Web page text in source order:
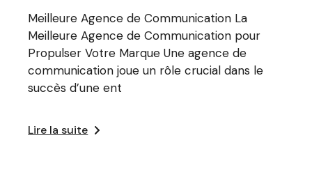
Meilleure Agence de Communication La
Meilleure Agence de Communication pour
Propulser Votre Marque Une agence de
communication joue un rôle crucial dans le
succès d’une ent
Lire la suite